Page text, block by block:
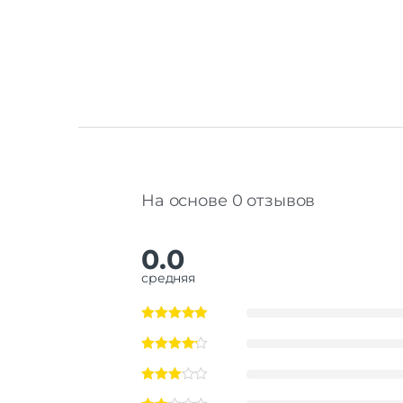
На основе 0 отзывов
0.0
средняя